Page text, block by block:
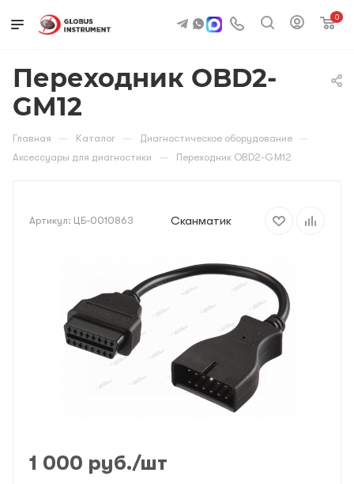
0
Переходник OBD2-
GM12
Главная — Каталог — Диагностическое оборудование —
Аксессуары для диагностики — Переходник OBD2-GM12
Артикул: ЦБ-0010863 Сканматик
1 000 руб./шт